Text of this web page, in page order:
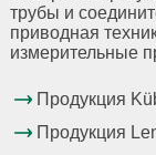
трубы и
приводная
измерительные
Продукция
Продукция